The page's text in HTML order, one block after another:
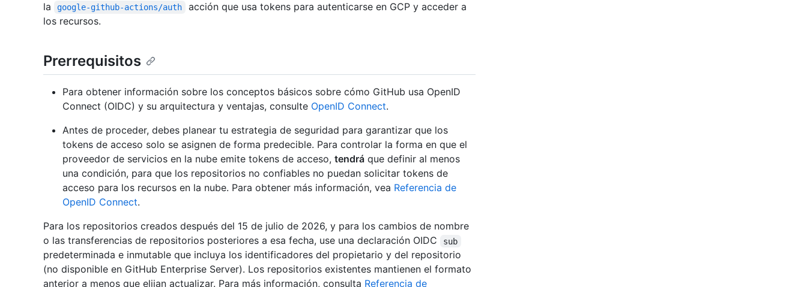
la
google-github-actions/auth
acción que usa tokens para autenticarse en GCP y acceder a
los recursos.
Prerrequisitos
Para obtener información sobre los conceptos básicos sobre cómo GitHub usa OpenID
Connect (OIDC) y su arquitectura y ventajas, consulte OpenID Connect.
Antes de proceder, debes planear tu estrategia de seguridad para garantizar que los
tokens de acceso solo se asignen de forma predecible. Para controlar la forma en que el
proveedor de servicios en la nube emite tokens de acceso, tendrá que definir al menos
una condición, para que los repositorios no confiables no puedan solicitar tokens de
acceso para los recursos en la nube. Para obtener más información, vea Referencia de
OpenID Connect.
Para los repositorios creados después del 15 de julio de 2026, y para los cambios de nombre
o las transferencias de repositorios posteriores a esa fecha, use una declaración OIDC
sub
predeterminada e inmutable que incluya los identificadores del propietario y del repositorio
(no disponible en GitHub Enterprise Server). Los repositorios existentes mantienen el formato
anterior a menos que elijan actualizar. Para más información, consulta Referencia de